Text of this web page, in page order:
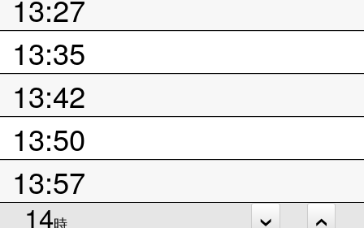
13:27
13:35
13:42
13:50
13:57
14時